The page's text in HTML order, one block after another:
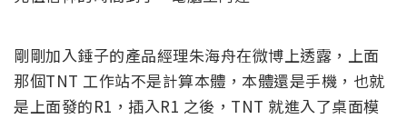
剛剛加入錘子的產品經理朱海舟在微博上透露，上面
那個TNT 工作站不是計算本體，本體還是手機，也就
是上面發的R1，插入R1 之後，TNT 就進入了桌面模